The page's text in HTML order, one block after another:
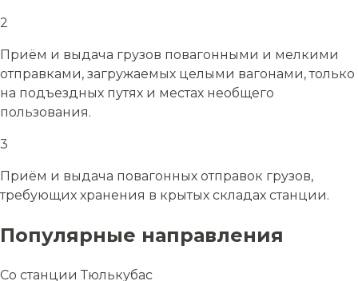
2
Приём и выдача грузов повагонными и мелкими
отправками, загружаемых целыми вагонами, только
на подъездных путях и местах необщего
пользования.
3
Приём и выдача повагонных отправок грузов,
требующих хранения в крытых складах станции.
Популярные направления
Со станции Тюлькубас